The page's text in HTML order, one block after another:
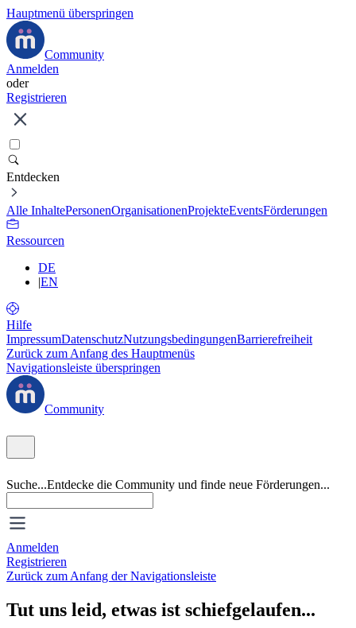
Hauptmenü überspringen
Community
Anmelden
oder
Registrieren
Entdecken
Alle InhaltePersonenOrganisationenProjekteEventsFörderungen
Ressourcen
DE
|EN
Hilfe
ImpressumDatenschutzNutzungsbedingungenBarrierefreiheit
Zurück zum Anfang des Hauptmenüs
Navigationsleiste überspringen
Community
Suche...Entdecke die Community und finde neue Förderungen...
Anmelden
Registrieren
Zurück zum Anfang der Navigationsleiste
Tut uns leid, etwas ist schiefgelaufen...